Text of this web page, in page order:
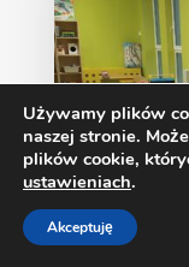
Używamy plików
naszej stronie.
plików cookie,
ustawieniach.
Akceptuję